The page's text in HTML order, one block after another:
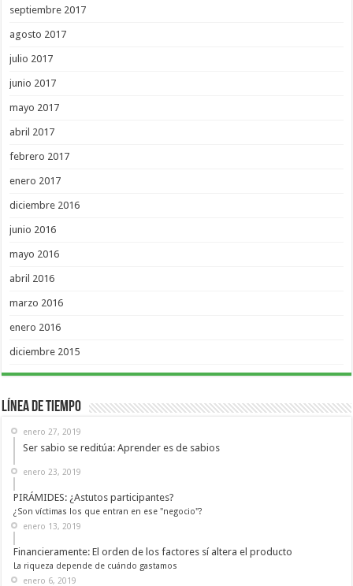
septiembre 2017
agosto 2017
julio 2017
junio 2017
mayo 2017
abril 2017
febrero 2017
enero 2017
diciembre 2016
junio 2016
mayo 2016
abril 2016
marzo 2016
enero 2016
diciembre 2015
Línea de Tiempo
enero 27, 2019
Ser sabio se reditúa: Aprender es de sabios
enero 23, 2019
PIRÁMIDES: ¿Astutos participantes?
¿Son víctimas los que entran en ese "negocio"?
enero 13, 2019
Financieramente: El orden de los factores sí altera el producto
La riqueza depende de cuándo gastamos
enero 6, 2019